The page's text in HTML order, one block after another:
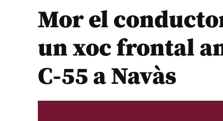
Mor el
un xoc frontal
C-55 a Navàs